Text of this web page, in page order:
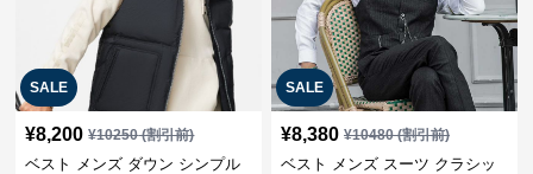
SALE
¥8,200 ¥10250(割引前)
ベスト メンズ ダウン シンプル
SALE
¥8,380 ¥10480(割引前)
ベスト メンズ スーツ クラシッ